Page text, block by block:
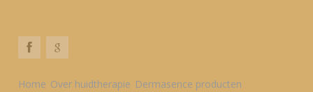
Home Over huidtherapie Dermasence producten